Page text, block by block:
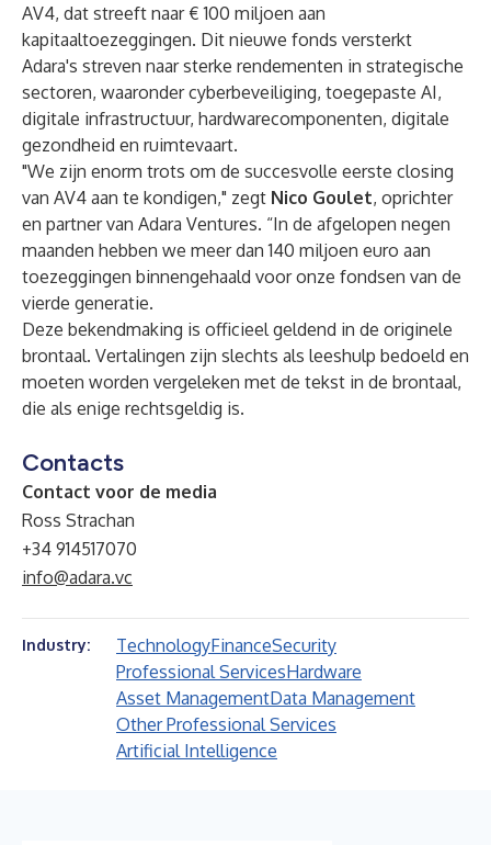
AV4, dat streeft naar € 100 miljoen aan
kapitaaltoezeggingen. Dit nieuwe fonds versterkt
Adara's streven naar sterke rendementen in strategische
sectoren, waaronder cyberbeveiliging, toegepaste AI,
digitale infrastructuur, hardwarecomponenten, digitale
gezondheid en ruimtevaart.
"We zijn enorm trots om de succesvolle eerste closing
van AV4 aan te kondigen," zegt Nico Goulet, oprichter
en partner van Adara Ventures. “In de afgelopen negen
maanden hebben we meer dan 140 miljoen euro aan
toezeggingen binnengehaald voor onze fondsen van de
vierde generatie.
Deze bekendmaking is officieel geldend in de originele
brontaal. Vertalingen zijn slechts als leeshulp bedoeld en
moeten worden vergeleken met de tekst in de brontaal,
die als enige rechtsgeldig is.
Contacts
Contact voor de media
Ross Strachan
+34 914517070
info@adara.vc
Industry: TechnologyFinanceSecurity
Professional ServicesHardware
Asset ManagementData Management
Other Professional Services
Artificial Intelligence